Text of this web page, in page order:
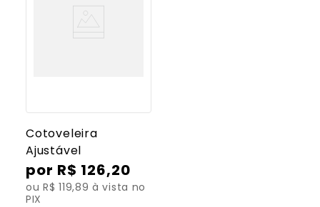
Cotoveleira
Ajustável
R$ 126,20
ou R$ 119,89 à vista no
PIX